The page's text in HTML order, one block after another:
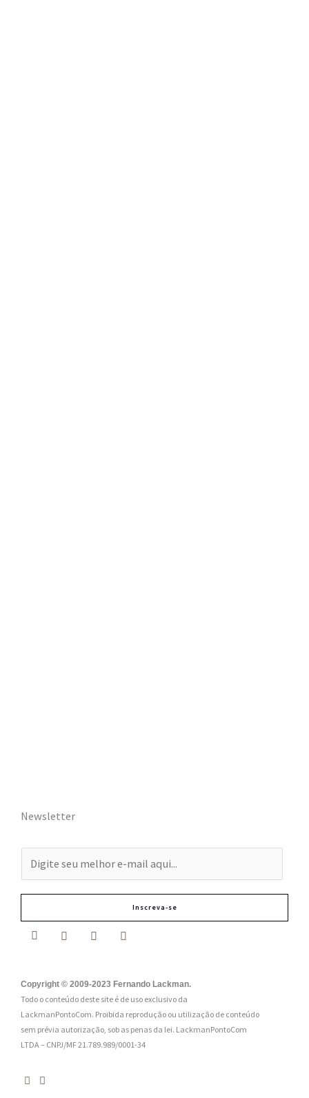
Newsletter
-
m
a
:
*
Inscreva-se
Copyright © 2009-2023 Fernando Lackman.
Todo o conteúdo deste site é de uso exclusivo da
LackmanPontoCom. Proibida reprodução ou utilização de conteúdo
sem prévia autorização, sob as penas da lei. LackmanPontoCom
LTDA – CNPJ/MF 21.789.989/0001-34